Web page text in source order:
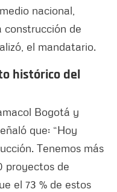
nacional,
construcción de
el mandatario.
histórico del
Bogotá y
que: “Hoy
Tenemos más
proyectos de
el 73 % de estos